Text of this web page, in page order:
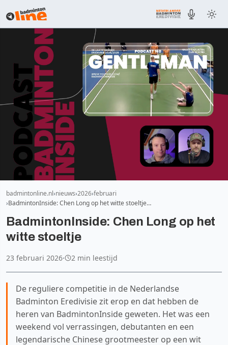
badmintonline.nl nieuws 2026 februari
BadmintonInside: Chen Long op het witte stoeltje…
BadmintonInside: Chen Long op het
witte stoeltje
23 februari 2026· 2 min leestijd
De reguliere competitie in de Nederlandse
Badminton Eredivisie zit erop en dat hebben de
heren van BadmintonInside geweten. Het was een
weekend vol verrassingen, debutanten en een
legendarische Chinese grootmeester op een wit